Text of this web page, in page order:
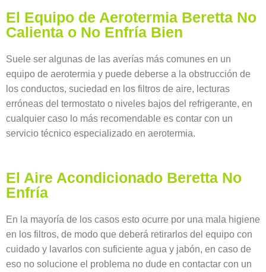
El Equipo de Aerotermia Beretta No
Calienta o No Enfría Bien
Suele ser algunas de las averías más comunes en un
equipo de aerotermia y puede deberse a la obstrucción de
los conductos, suciedad en los filtros de aire, lecturas
erróneas del termostato o niveles bajos del refrigerante, en
cualquier caso lo más recomendable es contar con un
servicio técnico especializado en aerotermia.
El Aire Acondicionado Beretta No
Enfría
En la mayoría de los casos esto ocurre por una mala higiene
en los filtros, de modo que deberá retirarlos del equipo con
cuidado y lavarlos con suficiente agua y jabón, en caso de
eso no solucione el problema no dude en contactar con un